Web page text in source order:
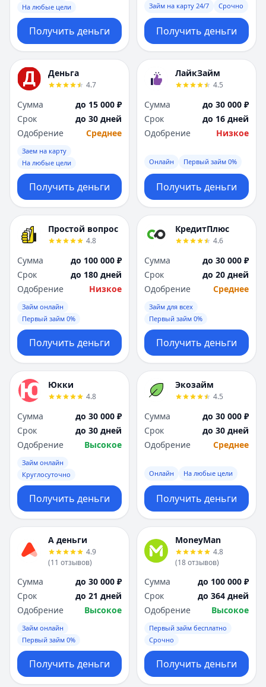
На любые цели
Получить деньги
Займ на карту 24/7 Срочно
Получить деньги
Деньга
4.7
Сумма
до 15 000 ₽
Срок
до 30 дней
Одобрение
Среднее
Заем на карту
На любые цели
Получить деньги
ЛайкЗайм
4.5
Сумма
до 30 000 ₽
Срок
до 16 дней
Одобрение
Низкое
Онлайн Первый займ 0%
Получить деньги
Простой вопрос
4.8
Сумма
до 100 000 ₽
Срок
до 180 дней
Одобрение
Низкое
Займ онлайн
Первый займ 0%
Получить деньги
КредитПлюс
4.6
Сумма
до 30 000 ₽
Срок
до 20 дней
Одобрение
Среднее
Займ для всех
Первый займ 0%
Получить деньги
Юкки
4.8
Сумма
до 30 000 ₽
Срок
до 30 дней
Одобрение
Высокое
Займ онлайн
Круглосуточно
Получить деньги
Экозайм
4.5
Сумма
до 30 000 ₽
Срок
до 30 дней
Одобрение
Среднее
Онлайн На любые цели
Получить деньги
А деньги
4.9
(11 отзывов)
Сумма
до 30 000 ₽
Срок
до 21 дней
Одобрение
Высокое
Займ онлайн
Первый займ 0%
Получить деньги
MoneyMan
4.8
(18отзывов)
Сумма
до 100 000 ₽
Срок
до 364 дней
Одобрение
Высокое
Первый займ бесплатно
Срочно
Получить деньги